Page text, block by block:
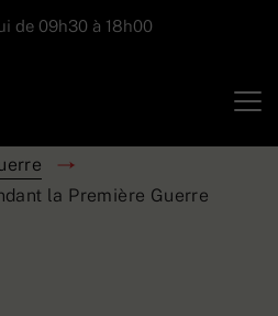
de 09h30 à 18h00
la Première Guerre